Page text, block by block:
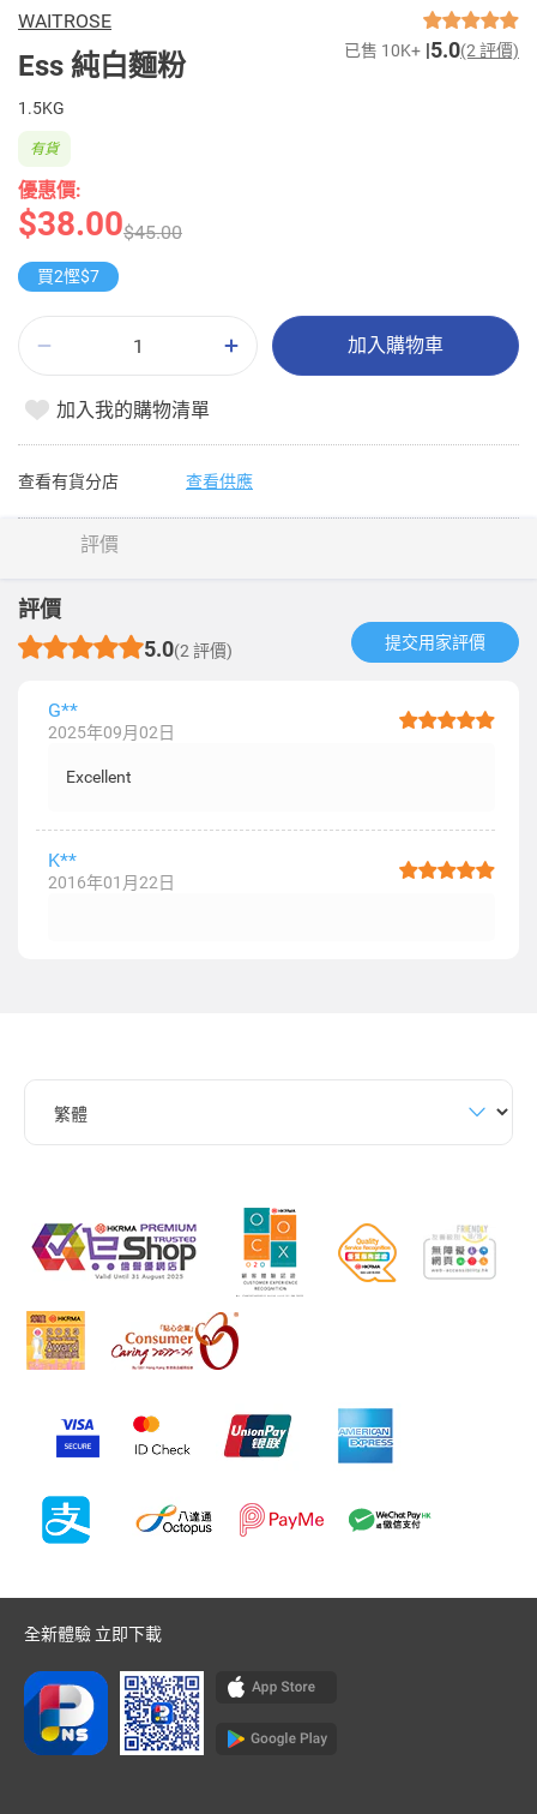
WAITROSE
Ess 純白麵粉 已售 10K+ 5.0(2 評價)
1.5KG
優惠價:
$38.00$45.00
有貨
買2慳$7
加入購物車
加入我的購物清單
查看有貨分店 查看供應
評價
評價
5.0(2 評價) 提交用家評價​
G**
2025年09月02日
Excellent
K**
2016年01月22日
全新體驗 立即下載